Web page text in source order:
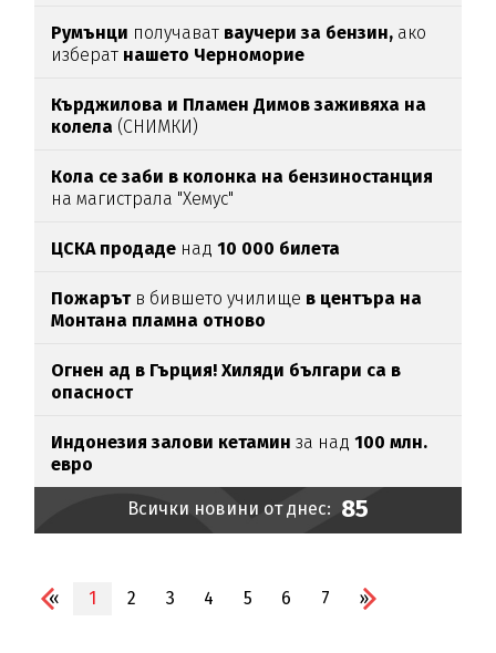
Румънци получават ваучери за бензин, ако
изберат нашето Черноморие
Кърджилова и Пламен Димов заживяха на
колела (СНИМКИ)
Кола се заби в колонка на бензиностанция
на магистрала "Хемус"
ЦСКА продаде над10 000 билета
Пожарът в бившето училище в центъра на
Монтана пламна отново
Огнен ад в Гърция! Хиляди българи са в
опасност
Индонезия залови кетамин за над100 млн.
евро
Всички новини от днес: 85
« 1 2 3 4 5 6 7 »